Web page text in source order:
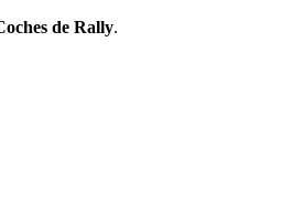
de Rally.